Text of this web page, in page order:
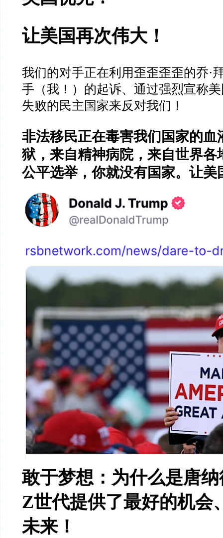
让美国再次伟大！
我们的对手正在利用歪歪歪歪的乔·
手（我！）的起诉、通过强烈宣称
失败的民主国家来反对我们！
非法移民正在毒害我们国家的血
狱，来自精神病院，来自世界各
公平选举，你就没有国家。让美
敢于梦想：为什么是唐
Z世代提供了最好的机会
未来！